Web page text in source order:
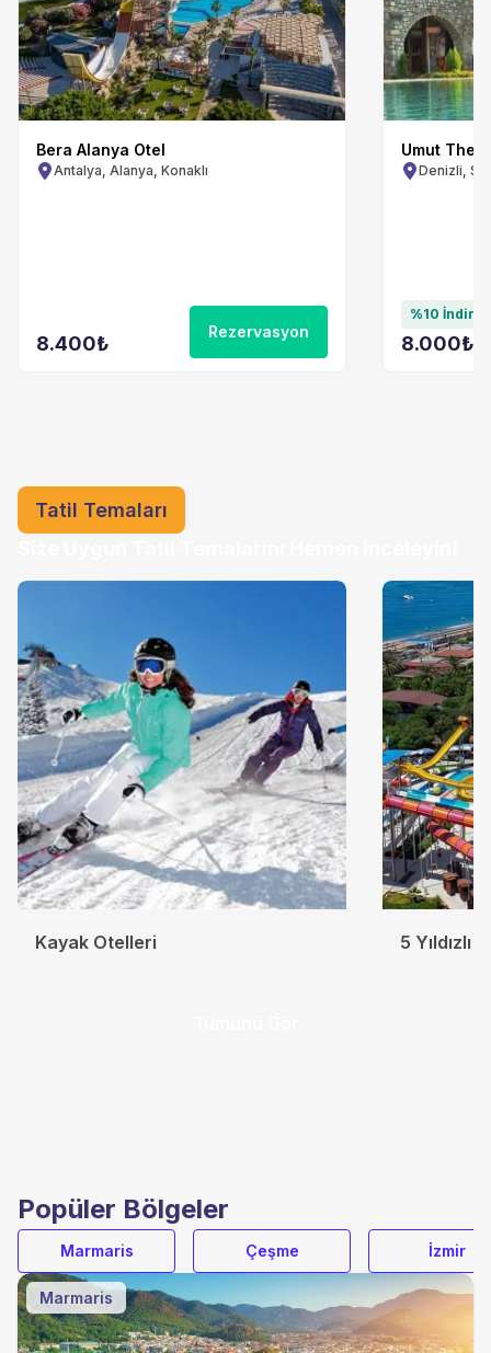
Bera Alanya Otel
Antalya, Alanya, Konaklı
8.400₺
Rezervasyon
Umut
Denizli,
%10 İndirim
8.000₺
Tatil Temaları
Kayak Otelleri 5 Yıldızlı
Popüler Bölgeler
Marmaris Çeşme İzmir
Marmaris